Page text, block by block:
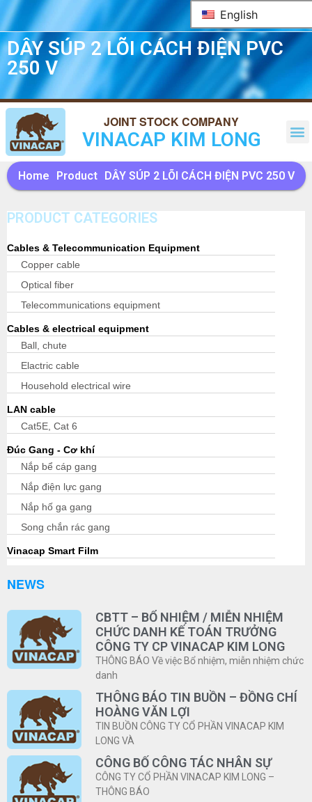
English
DÂY SÚP 2 LÕI CÁCH ĐIỆN PVC
250 V
VINACAP KIM LONG
Home Product DÂY SÚP 2 LÕI CÁCH ĐIỆN PVC 250 V
PRODUCT CATEGORIES
Cables & Telecommunication Equipment
Copper cable
Optical fiber
Telecommunications equipment
Cables & electrical equipment
Ball, chute
Elactric cable
Household electrical wire
LAN cable
Cat5E, Cat 6
Đúc Gang - Cơ khí
Nắp bể cáp gang
Nắp điện lực gang
Nắp hố ga gang
Song chắn rác gang
Vinacap Smart Film
NEWS
CBTT – BỔ NHIỆM / MIỄN NHIỆM
CHỨC DANH KẾ TOÁN TRƯỞNG
CÔNG TY CP VINACAP KIM LONG
THÔNG BÁO Về việc Bổ nhiệm, miễn nhiệm chức
danh
THÔNG BÁO TIN BUỒN – ĐỒNG CHÍ
HOÀNG VĂN LỢI
TIN BUỒN CÔNG TY CỔ PHẦN VINACAP KIM
LONG VÀ
CÔNG BỐ CÔNG TÁC NHÂN SỰ
CÔNG TY CỔ PHẦN VINACAP KIM LONG –
THÔNG BÁO